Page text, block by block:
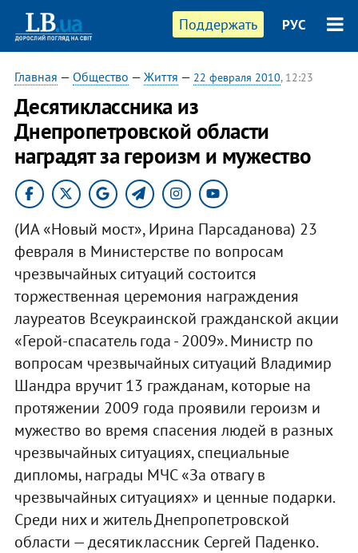
Поддержать РУС
Главная — Общество — Життя — 22 февраля 2010, 12:23
Десятиклассника из
Днепропетровской области
наградят за героизм и мужество
(ИА «Новый мост», Ирина Парсаданова) 23
февраля в Министерстве по вопросам
чрезвычайных ситуаций состоится
торжественная церемония награждения
лауреатов Всеукраинской гражданской акции
«Герой-спасатель года - 2009». Министр по
вопросам чрезвычайных ситуаций Владимир
Шандра вручит 13 гражданам, которые на
протяжении 2009 года проявили героизм и
мужество во время спасения людей в разных
чрезвычайных ситуациях, специальные
дипломы, награды МЧС «За отвагу в
чрезвычайных ситуациях» и ценные подарки.
Среди них и житель Днепропетровской
области — десятиклассник Сергей Паденко.